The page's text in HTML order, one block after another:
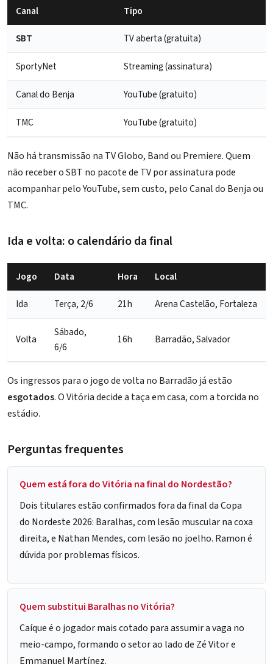
Canal Tipo
SBT TV aberta (gratuita)
SportyNet Streaming (assinatura)
Canal do Benja YouTube (gratuito)
TMC YouTube (gratuito)
Não há transmissão na TV Globo, Band ou Premiere. Quem
não receber o SBT no pacote de TV por assinatura pode
acompanhar pelo YouTube, sem custo, pelo Canal do Benja ou
TMC.
Ida e volta: o calendário da final
Jogo Data Hora Local
Ida Terça, 2/6 21h Arena Castelão, Fortaleza
Volta
Sábado,
6/6
16h Barradão, Salvador
Os ingressos para o jogo de volta no Barradão já estão
esgotados. O Vitória decide a taça em casa, com a torcida no
estádio.
Perguntas frequentes
Quem está fora do Vitória na final do Nordestão?
Dois titulares estão confirmados fora da final da Copa
do Nordeste 2026: Baralhas, com lesão muscular na coxa
direita, e Nathan Mendes, com lesão no joelho. Ramon é
dúvida por problemas físicos.
Quem substitui Baralhas no Vitória?
Caíque é o jogador mais cotado para assumir a vaga no
meio-campo, formando o setor ao lado de Zé Vitor e
Emmanuel Martínez.